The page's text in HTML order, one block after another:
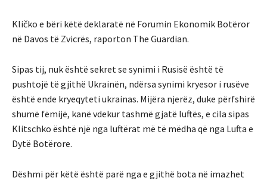
Kličko e bëri këtë deklaratë në Forumin Ekonomik Botëror
në Davos të Zvicrës, raporton The Guardian.
Sipas tij, nuk është sekret se synimi i Rusisë është të
pushtojë të gjithë Ukrainën, ndërsa synimi kryesor i rusëve
është ende kryeqyteti ukrainas. Mijëra njerëz, duke përfshirë
shumë fëmijë, kanë vdekur tashmë gjatë luftës, e cila sipas
Klitschko është një nga luftërat më të mëdha që nga Lufta e
Dytë Botërore.
Dëshmi për këtë është parë nga e gjithë bota në imazhet